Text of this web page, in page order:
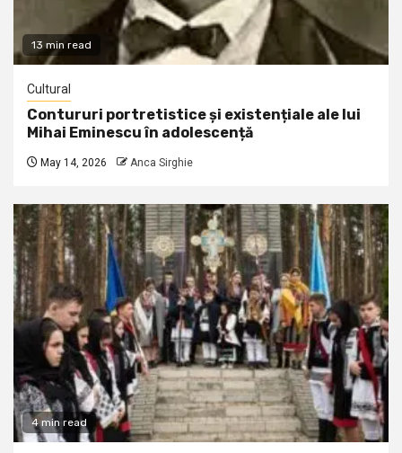
13 min read
Cultural
Contururi portretistice și existențiale ale lui
Mihai Eminescu în adolescență
May 14, 2026 Anca Sirghie
4 min read